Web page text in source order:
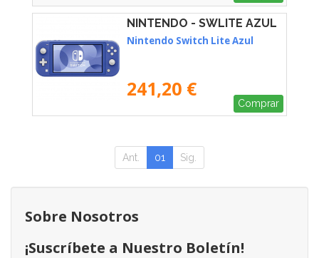
NINTENDO - SWLITE AZUL
Nintendo Switch Lite Azul
241,20 €
Comprar
Ant. 01 Sig.
Sobre Nosotros
¡Suscríbete a Nuestro Boletín!